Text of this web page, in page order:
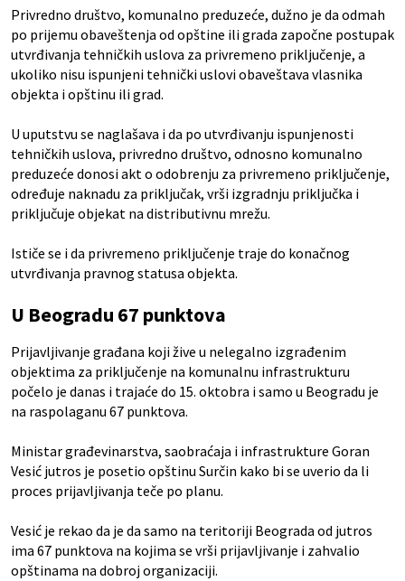
Privredno društvo, komunalno preduzeće, dužno je da odmah
po prijemu obaveštenja od opštine ili grada započne postupak
utvrđivanja tehničkih uslova za privremeno priključenje, a
ukoliko nisu ispunjeni tehnički uslovi obaveštava vlasnika
objekta i opštinu ili grad.
U uputstvu se naglašava i da po utvrđivanju ispunjenosti
tehničkih uslova, privredno društvo, odnosno komunalno
preduzeće donosi akt o odobrenju za privremeno priključenje,
određuje naknadu za priključak, vrši izgradnju priključka i
priključuje objekat na distributivnu mrežu.
Ističe se i da privremeno priključenje traje do konačnog
utvrđivanja pravnog statusa objekta.
U Beogradu 67 punktova
Prijavljivanje građana koji žive u nelegalno izgrađenim
objektima za priključenje na komunalnu infrastrukturu
počelo je danas i trajaće do 15. oktobra i samo u Beogradu je
na raspolaganu 67 punktova.
Ministar građevinarstva, saobraćaja i infrastrukture Goran
Vesić jutros je posetio opštinu Surčin kako bi se uverio da li
proces prijavljivanja teče po planu.
Vesić je rekao da je da samo na teritoriji Beograda od jutros
ima 67 punktova na kojima se vrši prijavljivanje i zahvalio
opštinama na dobroj organizaciji.